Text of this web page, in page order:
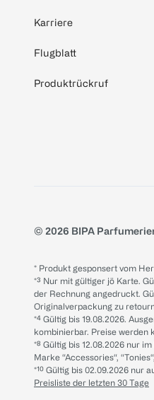
Karriere
Flugblatt
Produktrückruf
© 2026 BIPA
* Produkt gesponsert vom
*³ Nur mit gültiger jö Karte.
der Rechnung angedruckt.
Originalverpackung zu
*⁴ Gültig bis 19.08.2026.
kombinierbar. Preise werden
*⁸ Gültig bis 12.08.2026 nur
Marke “Accessories“,
*¹⁰ Gültig bis 02.09.2026 nur
Preisliste der letzten 30 Tage